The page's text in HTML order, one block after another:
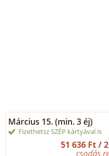
Március 15. (min. 3 éj)
Fizethetsz SZÉP kártyával is
51 636 Ft /
csodás